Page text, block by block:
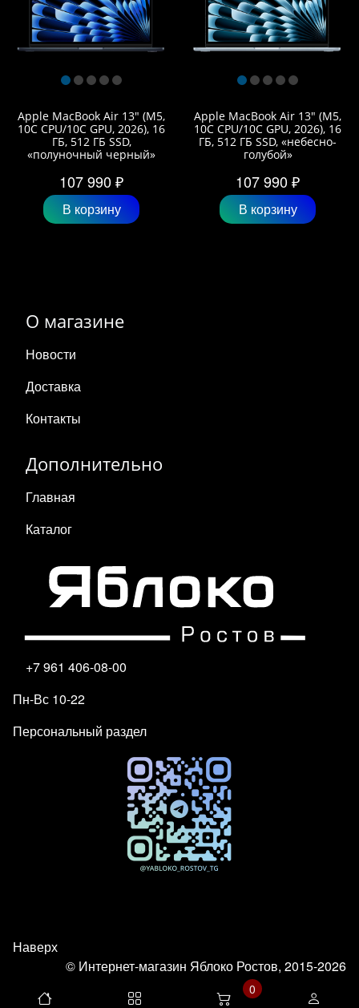
Apple MacBook Air 13" (M5,
10C CPU/10C GPU, 2026), 16
ГБ, 512 ГБ SSD,
«полуночный черный»
107 990 ₽
В корзину
Apple MacBook Air 13" (M5,
10C CPU/10C GPU, 2026), 16
ГБ, 512 ГБ SSD, «небесно-
голубой»
107 990 ₽
В корзину
О магазине
Новости
Доставка
Контакты
Дополнительно
Главная
Каталог
+7 961 406-08-00
Пн-Вс 10-22
Персональный раздел
Наверх
© Интернет-магазин Яблоко Ростов, 2015-2026
0